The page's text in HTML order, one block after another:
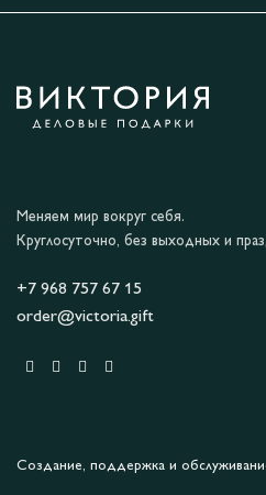
Меняем мир вокруг себя.
Круглосуточно, без выходных и
+7 968 757 67 15
order@victoria.gift
Создание, поддержка и